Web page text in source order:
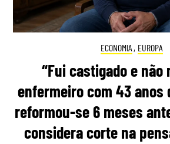
ECONOMIA , EUROPA
“Fui castigado e não
enfermeiro com 43 anos
reformou-se 6 meses
considera corte na